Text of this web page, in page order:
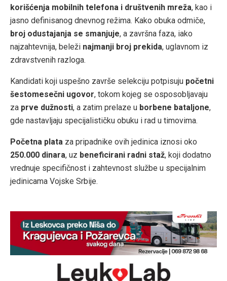
korišćenja mobilnih telefona i društvenih mreža, kao i
jasno definisanog dnevnog režima. Kako obuka odmiče,
broj odustajanja se smanjuje, a završna faza, iako
najzahtevnija, beleži najmanji broj prekida, uglavnom iz
zdravstvenih razloga.
Kandidati koji uspešno završe selekciju potpisuju početni
šestomesečni ugovor, tokom kojeg se osposobljavaju
za prve dužnosti, a zatim prelaze u borbene bataljone,
gde nastavljaju specijalističku obuku i rad u timovima.
Početna plata za pripadnike ovih jedinica iznosi oko
250.000 dinara, uz beneficirani radni staž, koji dodatno
vrednuje specifičnost i zahtevnost službe u specijalnim
jedinicama Vojske Srbije.